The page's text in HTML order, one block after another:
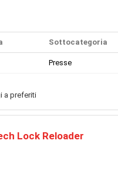
Sottocategoria
Presse
a preferiti
Lock Reloader